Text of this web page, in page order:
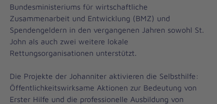
Bundesministeriums für wirtschaftliche
Zusammenarbeit und Entwicklung (BMZ) und
Spendengeldern in den vergangenen Jahren sowohl St.
John als auch zwei weitere lokale
Rettungsorganisationen unterstützt.
Die Projekte der Johanniter aktivieren die Selbsthilfe:
Öffentlichkeitswirksame Aktionen zur Bedeutung von
Erster Hilfe und die professionelle Ausbildung von